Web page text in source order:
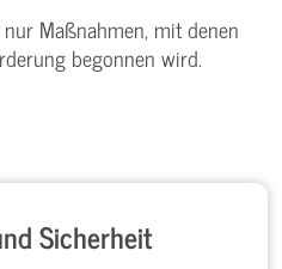
Maßnahmen, mit denen
begonnen wird.
Sicherheit